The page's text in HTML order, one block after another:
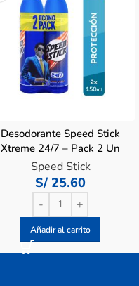
Desodorante Speed Stick
Xtreme 24/7 – Pack 2 Un
Speed Stick
S/ 25.60
Añadir al carrito